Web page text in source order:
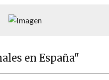
en España"